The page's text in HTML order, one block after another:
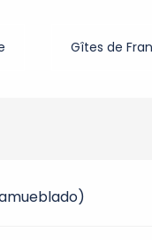
Gîtes de